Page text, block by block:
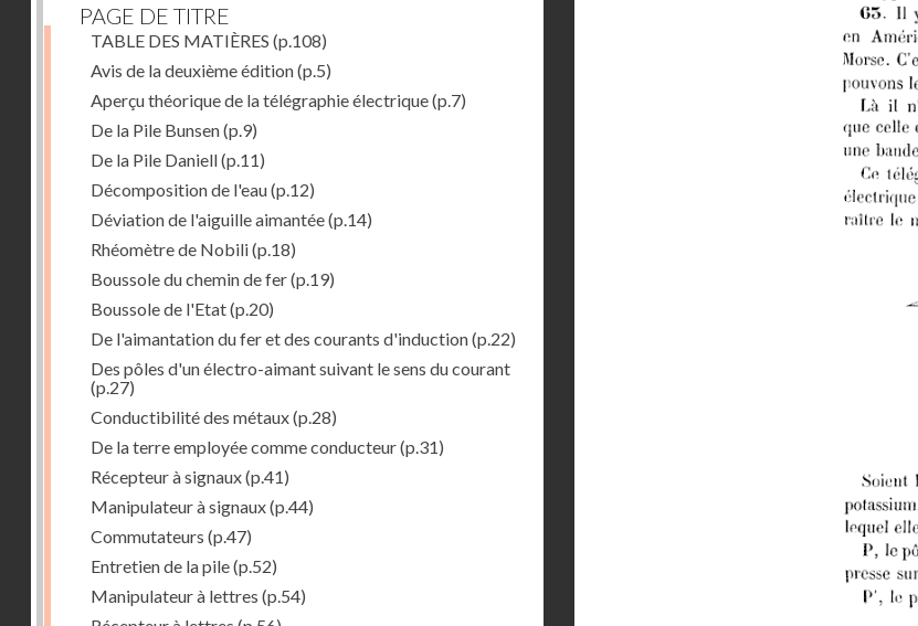
PAGE DE TITRE
TABLE DES MATIÈRES (p.108)
Avis de la deuxième édition(p.5)
Aperçu théorique de la télégraphie électrique(p.7)
De la Pile Bunsen(p.9)
De la Pile Daniell(p.11)
Décomposition de l'eau(p.12)
Déviation de l'aiguille aimantée(p.14)
Rhéomètre de Nobili(p.18)
Boussole du chemin de fer(p.19)
Boussole de l'Etat(p.20)
De l'aimantation du fer et des courants d'induction(p.22)
Des pôles d'un électro-aimant suivant le sens du courant
(p.27)
Conductibilité des métaux(p.28)
De la terre employée comme conducteur(p.31)
Récepteur à signaux(p.41)
Manipulateur à signaux(p.44)
Commutateurs (p.47)
Entretien de la pile(p.52)
Manipulateur à lettres (p.54)